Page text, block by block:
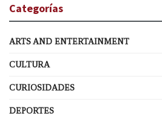
Categorías
ARTS AND ENTERTAINMENT
CULTURA
CURIOSIDADES
DEPORTES